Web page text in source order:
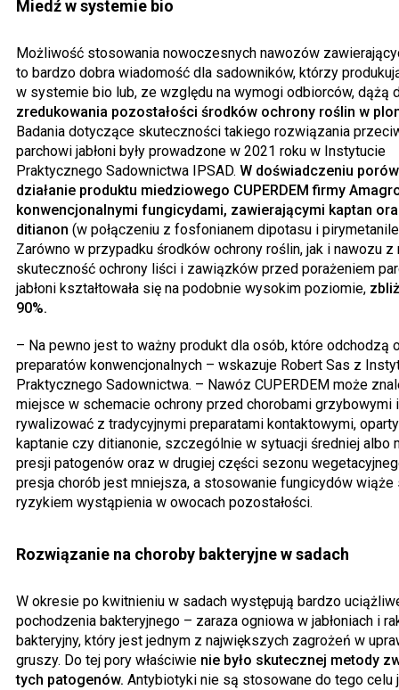
Miedź w systemie bio
Możliwość stosowania nowoczesnych nawozów
to bardzo dobra wiadomość dla sadowników, którzy
w systemie bio lub, ze względu na wymogi odbiorców, dążą
zredukowania pozostałości środków ochrony roślin w
Badania dotyczące skuteczności takiego rozwiązania
parchowi jabłoni były prowadzone w 2021 roku w Instytucie
Praktycznego Sadownictwa IPSAD. W doświadczeniu
działanie produktu miedziowego CUPERDEM firmy
konwencjonalnymi fungicydami, zawierającymi kaptan
ditianon (w połączeniu z fosfonianem dipotasu i
Zarówno w przypadku środków ochrony roślin, jak i nawozu
skuteczność ochrony liści i zawiązków przed porażeniem
jabłoni kształtowała się na podobnie wysokim poziomie,
90%.
– Na pewno jest to ważny produkt dla osób, które odchodzą
preparatów konwencjonalnych – wskazuje Robert Sas z
Praktycznego Sadownictwa. – Nawóz CUPERDEM może
miejsce w schemacie ochrony przed chorobami grzybowymi i
rywalizować z tradycyjnymi preparatami kontaktowymi,
kaptanie czy ditianonie, szczególnie w sytuacji średniej albo
presji patogenów oraz w drugiej części sezonu
presja chorób jest mniejsza, a stosowanie fungicydów wiąże
ryzykiem wystąpienia w owocach pozostałości.
Rozwiązanie na choroby bakteryjne w sadach
W okresie po kwitnieniu w sadach występują bardzo
pochodzenia bakteryjnego – zaraza ogniowa w jabłoniach i
bakteryjny, który jest jednym z największych zagrożeń w
gruszy. Do tej pory właściwie nie było skutecznej metody
tych patogenów. Antybiotyki nie są stosowane do tego celu